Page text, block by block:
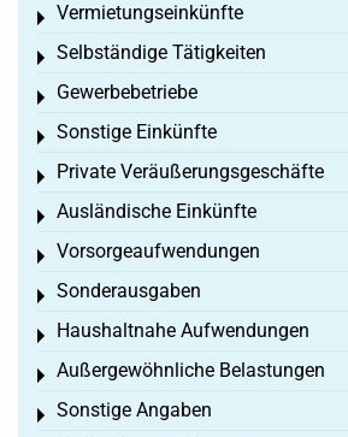
Vermietungseinkünfte
Toggle menu
Selbständige Tätigkeiten
Toggle menu
Gewerbebetriebe
Toggle menu
Sonstige Einkünfte
Toggle menu
Private Veräußerungsgeschäfte
Toggle menu
Ausländische Einkünfte
Toggle menu
Vorsorgeaufwendungen
Toggle menu
Sonderausgaben
Toggle menu
Haushaltnahe Aufwendungen
Toggle menu
Außergewöhnliche Belastungen
Toggle menu
Sonstige Angaben
Toggle menu